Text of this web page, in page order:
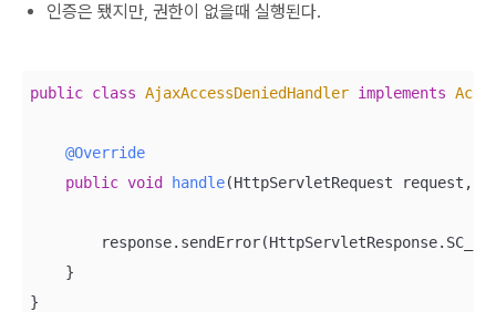
인증은 됐지만, 권한이 없을때 실행된다.
public class AjaxAccessDeniedHandler implements
@Override
public void handle(HttpServletRequest request,
    }
}